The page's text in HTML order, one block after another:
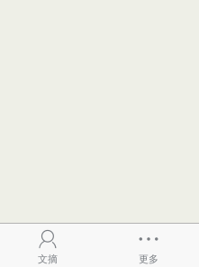
文摘 更多